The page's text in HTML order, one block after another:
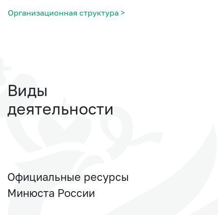
Организационная структура >
Виды
деятельности
Официальные ресурсы
Минюста России